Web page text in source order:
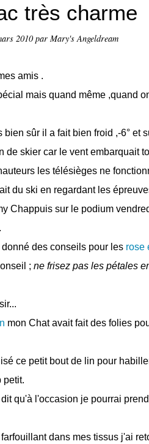
très charme
2010par Mary's Angeldream
amis .
mais quand même ,quand
bien sûr il a fait bien froid ,-6° et
de skier car le vent embarquait
les télésièges ne
du ski en regardant les
Chappuis sur le podium
des conseils pour les rose
; ne frisez pas les pétales
mon Chat avait fait des folies
ce petit bout de lin pour
petit.
qu'à l'occasion je pourrai
dans mes tissus j'ai